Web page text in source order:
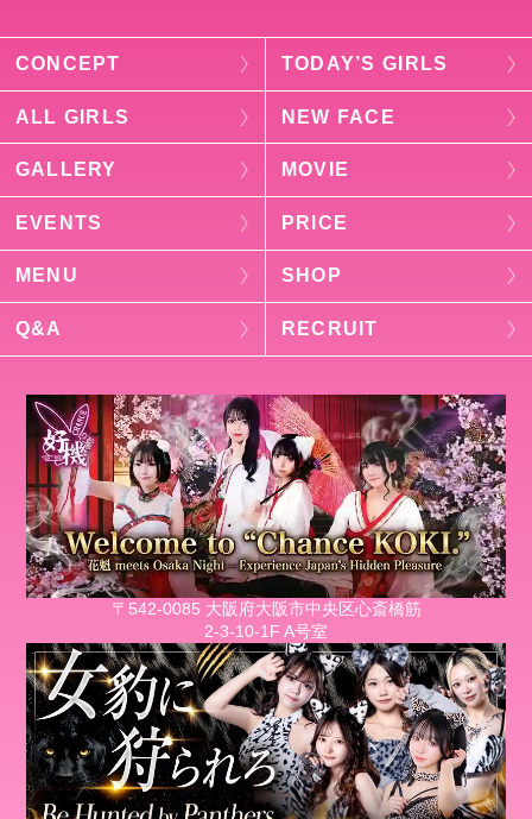
CONCEPT TODAY’S GIRLS
ALL GIRLS NEW FACE
GALLERY MOVIE
EVENTS PRICE
MENU SHOP
Q&A RECRUIT
〒542-0085 大阪府大阪市中央区心斎橋筋
2-3-10-1F A号室